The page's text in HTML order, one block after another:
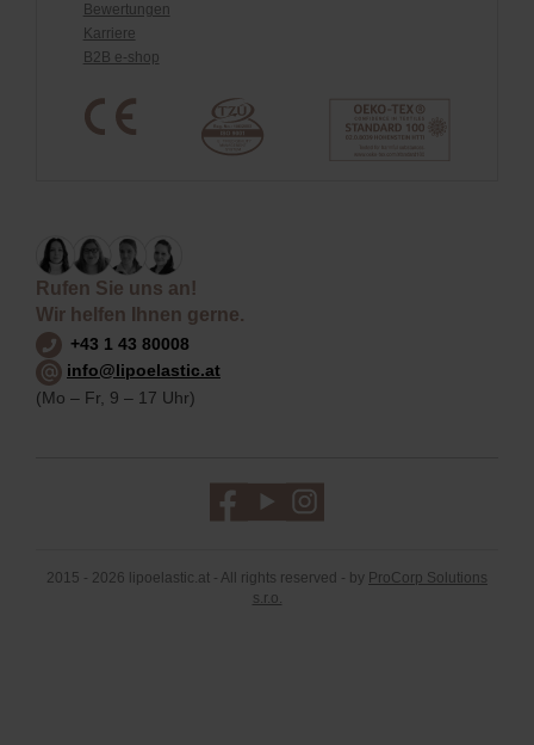
Bewertungen
Karriere
B2B e-shop
Rufen Sie uns an!
Wir helfen Ihnen gerne.
+43 1 43 80008
info@lipoelastic.at
(Mo – Fr, 9 – 17 Uhr)
2015 - 2026 lipoelastic.at - All rights reserved - by ProCorp Solutions
s.r.o.